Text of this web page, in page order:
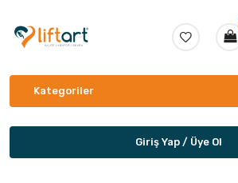
Kategoriler
Giriş Yap / Üye Ol